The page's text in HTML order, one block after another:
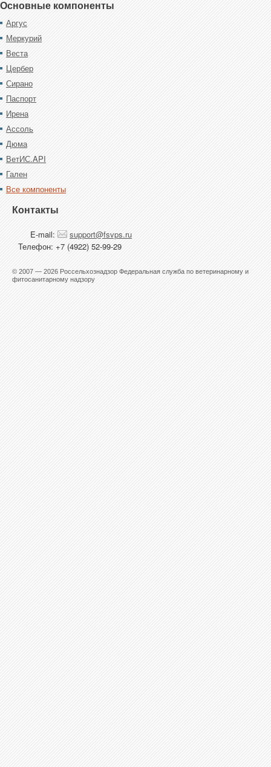
Основные компоненты
Аргус
Меркурий
Веста
Цербер
Сирано
Паспорт
Ирена
Ассоль
Дюма
ВетИС.API
Гален
Все компоненты
Контакты
E-mail:
support@fsvps.ru
Телефон: +7 (4922) 52-99-29
© 2007 — 2026 Россельхознадзор Федеральная служба по ветеринарному и
фитосанитарному надзору